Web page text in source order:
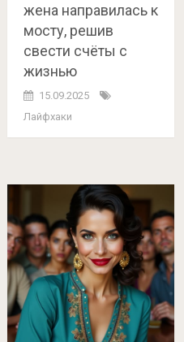
жена направилась к
мосту, решив
свести счёты с
жизнью
15.09.2025
Лайфхаки